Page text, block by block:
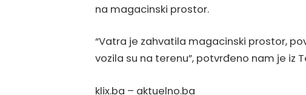
na magacinski prostor.
“Vatra je zahvatila magacinski prostor,
vozila su na terenu”, potvrđeno nam je iz
klix.ba – aktuelno.ba